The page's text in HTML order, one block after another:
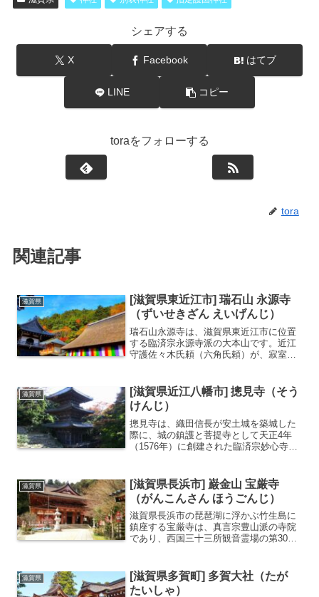
シェアする
X Facebook はてブ
LINE コピー
toraをフォローする
tora
関連記事
滋賀県
[滋賀県東近江市] 瑞石山 永源寺
（ずいせきざん えいげんじ）
瑞石山永源寺は、滋賀県東近江市に位置
する臨済宗永源寺派の大本山です。近江
守護佐々木氏頼（六角氏頼）が、寂室元
にあり、特に紅葉の名所として知られて
います。秋には多くの参拝...
滋賀県
[滋賀県近江八幡市] 摠見寺（そう
けんじ）
摠見寺は、織田信長が安土城を築城した
際に、城の鎮護と菩提寺として天正4年
（1576年）に創建された臨済宗妙心寺派
大な城の面影を今に伝えています。信長
の死後、寺も一時衰退し...
滋賀県
[滋賀県長浜市] 巌金山 宝厳寺
（がんこんさん ほうごんじ）
滋賀県長浜市の琵琶湖に浮かぶ竹生島に
鎮座する宝厳寺は、真言宗豊山派の寺院
であり、西国三十三所観音霊場の第30番
たと伝えられ、古くから「神の棲む島」
として信仰を集めてき...
滋賀県
[滋賀県多賀町] 多賀大社（たが
たいしゃ）